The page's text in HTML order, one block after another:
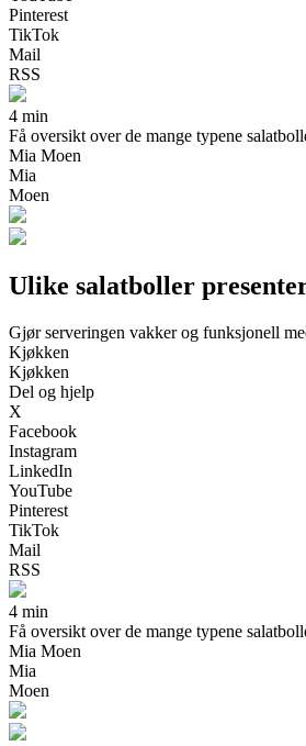
Pinterest
TikTok
Mail
RSS
4 min
Få oversikt over de mange typene
Mia Moen
Mia
Moen
Ulike salatboller
Gjør serveringen vakker og funksjonell
Kjøkken
Kjøkken
Del og hjelp
X
Facebook
Instagram
LinkedIn
YouTube
Pinterest
TikTok
Mail
RSS
4 min
Få oversikt over de mange typene
Mia Moen
Mia
Moen